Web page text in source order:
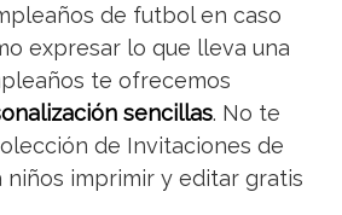
de futbol en caso
expresar lo que lleva una
te ofrecemos
sencillas. No te
de Invitaciones de
niños imprimir y editar gratis